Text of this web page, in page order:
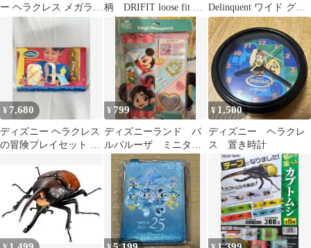
ー ヘラクレス メガラ T
シャツ ビッグプリント
柄 DRIFIT loose fit ア
ロハシャツ
Delinquent ワイド グル
カパンツ
¥ 7,680
ディズニー ヘラクレス
の冒険プレイセット マ
¥ 799
ディズニーランド パ
ルパルーザ ミニタオ
ル シュガーラッシ
ュ ヴァネロペ
¥ 1,500
ディズニー ヘラクレ
ス 置き時計